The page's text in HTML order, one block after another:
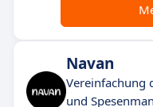
Navan
Vereinfachung
und